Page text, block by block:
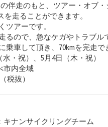
の伴走のもと、ツアー・オブ
を走ることができます。
アーです。
ので、急なケガやトラブル
車して頂き、70kmを完走で
・祝）、5月4日（木・祝）
市内全域
税抜）
キナンサイクリングチーム